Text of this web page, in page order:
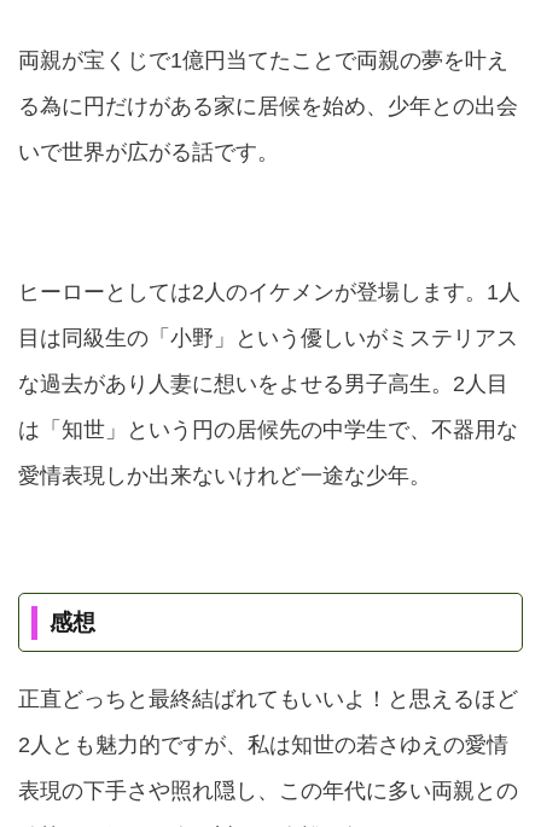
両親が宝くじで1億円当てた ことで両親の夢を叶え
る為に円だけがある家に居候を始め、少年との出会
いで世界が広がる話です。
ヒーローとしては2人のイケメンが登場します。1人
目は同級生の「小野」という優しいがミステリアス
な過去があり人妻に想いをよせる男子高生。2人目
は「知世」という円の居候先の中学生で、不器用な
愛情表現しか出来ないけれど一途な少年。
感想
正直どっちと最終結ばれてもいいよ！と思えるほど
2人とも魅力的ですが、私は知世の若さゆえの愛情
表現の下手さや照れ隠し、この年代に多い両親との